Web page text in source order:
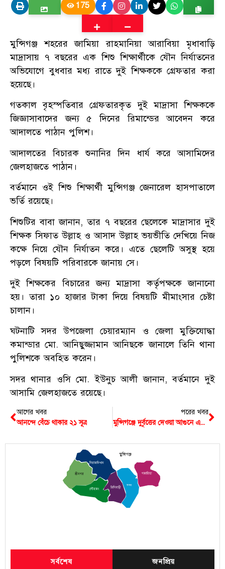
175
মুন্সিগঞ্জ শহরের জামিয়া রাহমানিয়া আরাবিয়া মৃধাবাড়ি
মাদ্রাসায় ৭ বছরের এক শিশু শিক্ষার্থীকে যৌন নির্যাতনের
অভিযোগে বুধবার মধ্য রাতে দুই শিক্ষককে গ্রেফতার করা
হয়েছে।
গতকাল বৃহস্পতিবার গ্রেফতারকৃত দুই মাদ্রাসা শিক্ষককে
জিজ্ঞাসাবাদের জন্য ৫ দিনের রিমান্ডের আবেদন করে
আদালতে পাঠান পুলিশ।
আদালতের বিচারক শুনানির দিন ধার্য করে আসামিদের
জেলহাজতে পাঠান।
বর্তমানে ওই শিশু শিক্ষার্থী মুন্সিগঞ্জ জেনারেল হাসপাতালে
ভর্তি রয়েছে।
শিশুটির বাবা জানান, তার ৭ বছরের ছেলেকে মাদ্রাসার দুই
শিক্ষক সিফাত উল্লাহ ও আসাদ উল্লাহ ভয়ভীতি দেখিয়ে নিজ
কক্ষে নিয়ে যৌন নির্যাতন করে। এতে ছেলেটি অসুস্থ হয়ে
পড়লে বিষয়টি পরিবারকে জানায় সে।
দুই শিক্ষকের বিচারের জন্য মাদ্রাসা কর্তৃপক্ষকে জানানো
হয়। তারা ১০ হাজার টাকা দিয়ে বিষয়টি মীমাংসার চেষ্টা
চালান।
ঘটনাটি সদর উপজেলা চেয়ারম্যান ও জেলা মুক্তিযোদ্ধা
কমান্ডার মো. আনিছুজ্জামান আনিছকে জানালে তিনি থানা
পুলিশকে অবহিত করেন।
সদর থানার ওসি মো. ইউনুচ আলী জানান, বর্তমানে দুই
আসামি জেলহাজতে রয়েছে।
আগের খবর
আনন্দে বেঁচে থাকার ২১ সূত্র
পরের খবর
মুন্সিগঞ্জে দুর্বৃত্তের দেওয়া আগুনে এইচএসসি পরীক্ষার্থী নিহত
শ্রীনগর
সিরাজদিখান
টংগিবাড়ী
সদর
গজারিয়া
লৌহজং
মুন্সিগঞ্জ
সর্বশেষ জনপ্রিয়